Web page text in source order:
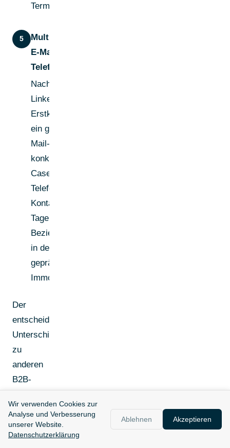
Terminanfrage.
5
Multi-Channel mit
E-Mail und
Telefon ergänzen
Nach dem
LinkedIn-
Erstkontakt folgt
ein gezielter E-
Mail-Follow-up mit
konkretem Use
Case.
Telefonischer
Kontakt nach 5-7
Tagen festigt die
Beziehung - gerade
in der persönlich
geprägten
Immobilienbranche.
Der
entscheidende
Unterschied
zu
anderen
B2B-
Branchen:
Der Weg
zum
Wir verwenden Cookies zur
Analyse und Verbesserung
unserer Website.
Datenschutzerklärung
Ablehnen Akzeptieren